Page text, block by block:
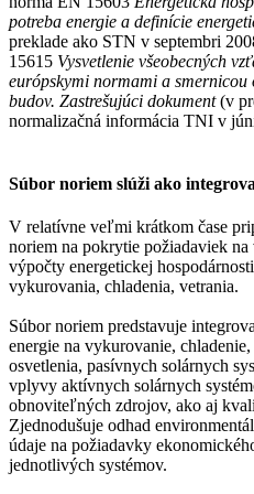
potreba energie a definície
preklade ako STN v septembri
15615 Vysvetlenie všeobecných
európskymi normami a smernicou
budov. Zastrešujúci dokument(v
normalizačná informácia TNI v
Súbor noriem slúži ako
V relatívne veľmi krátkom čase
noriem na pokrytie požiadaviek
výpočty energetickej
vykurovania, chladenia, vetrania.
Súbor noriem predstavuje
energie na vykurovanie,
osvetlenia, pasívnych solárnych
vplyvy aktívnych solárnych
obnoviteľných zdrojov, ako aj
Zjednodušuje odhad
údaje na požiadavky
jednotlivých systémov.